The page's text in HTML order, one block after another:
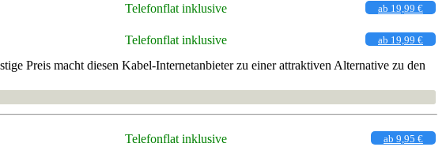
Telefonflat inklusive ab 19,99 €
Telefonflat inklusive ab 19,99 €
Preis macht diesen Kabel-Internetanbieter zu einer attraktiven Alternative zu den
Telefonflat inklusive ab 9,95 €